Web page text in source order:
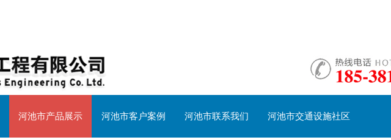
河池市产品展示 河池市客户案例 河池市联系我们 河池市交通设施社区